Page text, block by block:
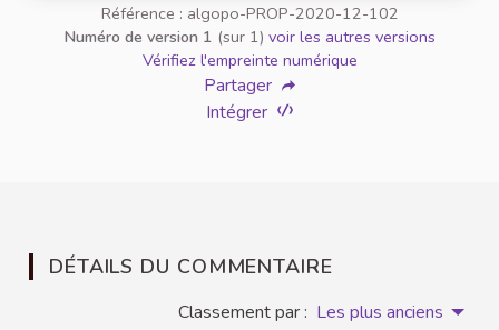
Référence : algopo-PROP-2020-12-102
Numéro de version 1 (sur 1) voir les autres versions
Vérifiez l'empreinte numérique
Partager
Intégrer
DÉTAILS DU COMMENTAIRE
Classement par : Les plus anciens